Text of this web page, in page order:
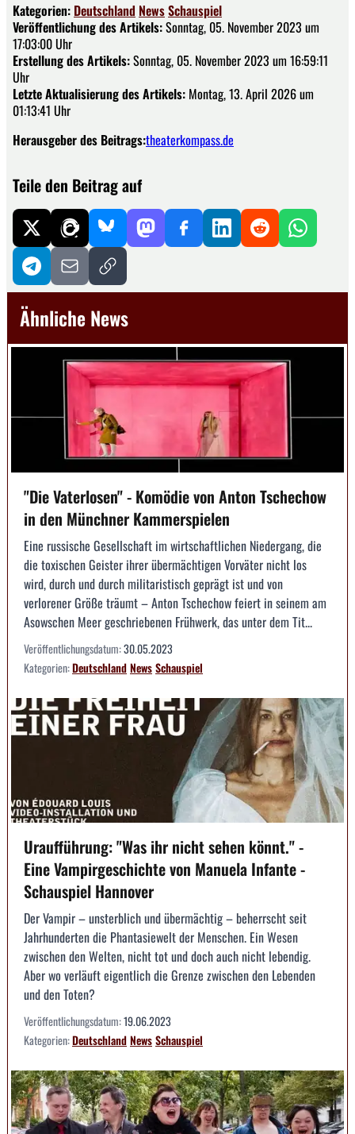
Kategorien: Deutschland NewsSchauspiel
Veröffentlichung des Artikels:Sonntag, 05. November 2023 um
17:03:00 Uhr
Erstellung des Artikels:Sonntag, 05. November 2023 um 16:59:11
Uhr
Letzte Aktualisierung des Artikels: Montag, 13. April 2026 um
01:13:41 Uhr
Herausgeber des Beitrags:theaterkompass.de
Teile den Beitrag auf
Ähnliche News
"Die Vaterlosen" - Komödie von Anton Tschechow
in den Münchner Kammerspielen
Eine russische Gesellschaft im wirtschaftlichen Niedergang, die
die toxischen Geister ihrer übermächtigen Vorväter nicht los
wird, durch und durch militaristisch geprägt ist und von
verlorener Größe träumt – Anton Tschechow feiert in seinem am
Asowschen Meer geschriebenen Frühwerk, das unter dem Tit...
Veröffentlichungsdatum:30.05.2023
Kategorien:DeutschlandNewsSchauspiel
Uraufführung: "Was ihr nicht sehen könnt." -
Eine Vampirgeschichte von Manuela Infante -
Schauspiel Hannover
Der Vampir – unsterblich und übermächtig – beherrscht seit
Jahrhunderten die Phantasiewelt der Menschen. Ein Wesen
zwischen den Welten, nicht tot und doch auch nicht lebendig.
Aber wo verläuft eigentlich die Grenze zwischen den Lebenden
und den Toten?
Veröffentlichungsdatum:19.06.2023
Kategorien:DeutschlandNewsSchauspiel